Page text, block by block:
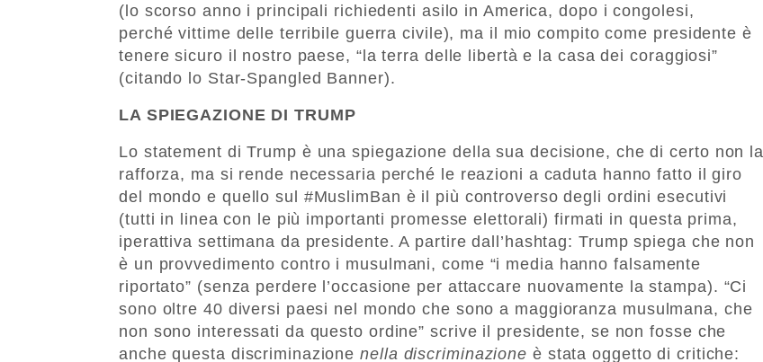
(lo scorso anno i principali richiedenti asilo in America, dopo i congolesi,
perché vittime delle terribile guerra civile), ma il mio compito come presidente è
tenere sicuro il nostro paese, “la terra delle libertà e la casa dei coraggiosi”
(citando lo Star-Spangled Banner).
LA SPIEGAZIONE DI TRUMP
Lo statement di Trump è una spiegazione della sua decisione, che di certo non la
rafforza, ma si rende necessaria perché le reazioni a caduta hanno fatto il giro
del mondo e quello sul #MuslimBan è il più controverso degli ordini esecutivi
(tutti in linea con le più importanti promesse elettorali) firmati in questa prima,
iperattiva settimana da presidente. A partire dall’hashtag: Trump spiega che non
è un provvedimento contro i musulmani, come “i media hanno falsamente
riportato” (senza perdere l’occasione per attaccare nuovamente la stampa). “Ci
sono oltre 40 diversi paesi nel mondo che sono a maggioranza musulmana, che
non sono interessati da questo ordine” scrive il presidente, se non fosse che
anche questa discriminazionenella discriminazione è stata oggetto di critiche: